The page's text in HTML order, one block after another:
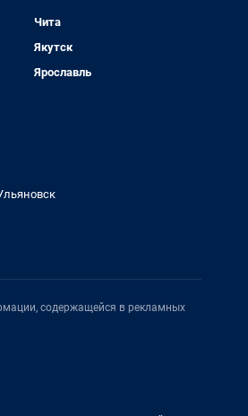
Чита
Якутск
Ярославль
содержащейся в рекламных